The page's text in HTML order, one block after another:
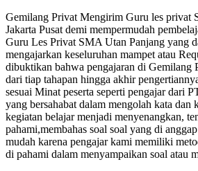
Gemilang Privat Mengirim Guru les privat
Jakarta Pusat demi mempermudah
Guru Les Privat SMA Utan Panjang yang
mengajarkan keseluruhan mampet atau
dibuktikan bahwa pengajaran di Gemilang
dari tiap tahapan hingga akhir
sesuai Minat peserta seperti pengajar dari
yang bersahabat dalam mengolah kata dan
kegiatan belajar menjadi menyenangkan,
pahami,membahas soal soal yang di
mudah karena pengajar kami memiliki
di pahami dalam menyampaikan soal atau